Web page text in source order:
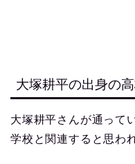
大塚耕平の出身の
大塚耕平さんが通って
学校と関連すると思わ